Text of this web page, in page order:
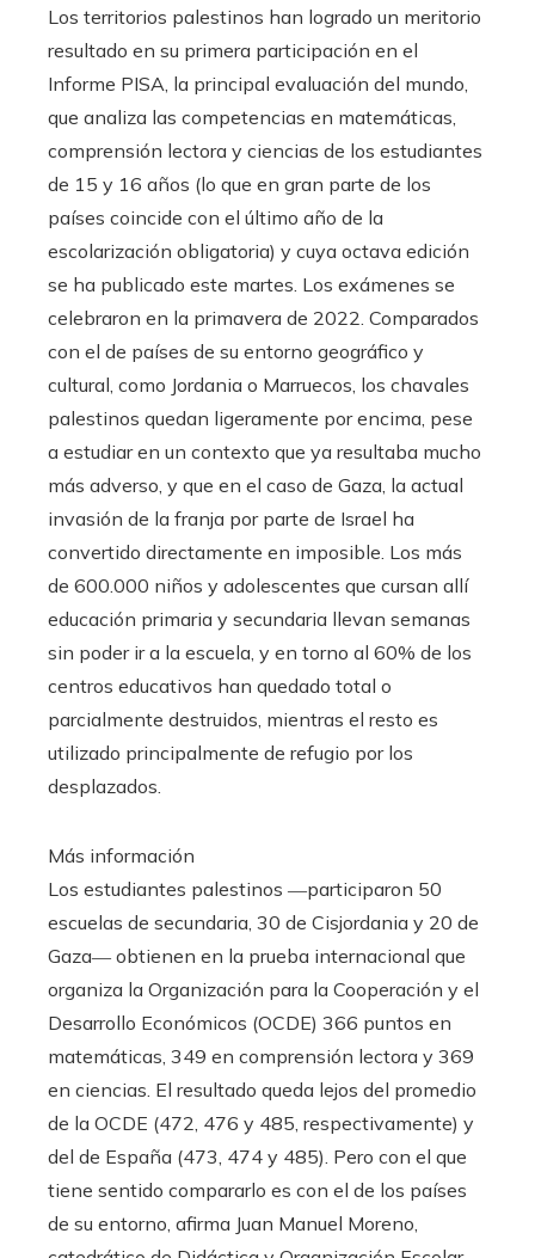
Los territorios palestinos han logrado un meritorio
resultado en su primera participación en el
Informe PISA, la principal evaluación del mundo,
que analiza las competencias en matemáticas,
comprensión lectora y ciencias de los estudiantes
de 15 y 16 años (lo que en gran parte de los
países coincide con el último año de la
escolarización obligatoria) y cuya octava edición
se ha publicado este martes. Los exámenes se
celebraron en la primavera de 2022. Comparados
con el de países de su entorno geográfico y
cultural, como Jordania o Marruecos, los chavales
palestinos quedan ligeramente por encima, pese
a estudiar en un contexto que ya resultaba mucho
más adverso, y que en el caso de Gaza, la actual
invasión de la franja por parte de Israel ha
convertido directamente en imposible. Los más
de 600.000 niños y adolescentes que cursan allí
educación primaria y secundaria llevan semanas
sin poder ir a la escuela, y en torno al 60% de los
centros educativos han quedado total o
parcialmente destruidos, mientras el resto es
utilizado principalmente de refugio por los
desplazados.
Más información
Los estudiantes palestinos ―participaron 50
escuelas de secundaria, 30 de Cisjordania y 20 de
Gaza― obtienen en la prueba internacional que
organiza la Organización para la Cooperación y el
Desarrollo Económicos (OCDE) 366 puntos en
matemáticas, 349 en comprensión lectora y 369
en ciencias. El resultado queda lejos del promedio
de la OCDE (472, 476 y 485, respectivamente) y
del de España (473, 474 y 485). Pero con el que
tiene sentido compararlo es con el de los países
de su entorno, afirma Juan Manuel Moreno,